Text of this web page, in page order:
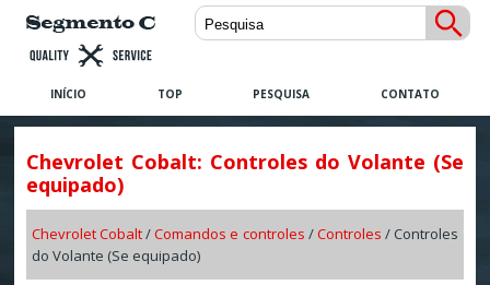
INÍCIO TOP PESQUISA CONTATO
Chevrolet Cobalt: Controles do Volante (Se
equipado)
Chevrolet Cobalt/Comandos e controles /Controles / Controles
do Volante (Se equipado)